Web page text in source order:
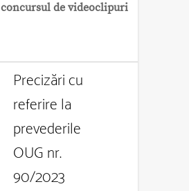
concursul de videoclipuri
Precizări cu
referire la
prevederile
OUG nr.
90/2023